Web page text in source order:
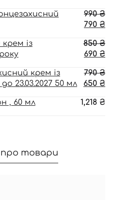
990₴
790 ₴
із
850₴
690 ₴
крем із
23.03.2027 50 мл
790₴
650 ₴
, 60 мл 1,218 ₴
про товари